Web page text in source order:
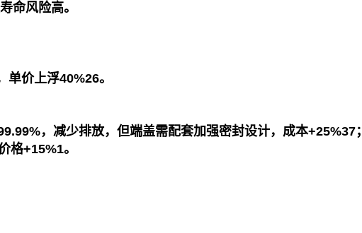
命风险高。
价上浮40%26。
，减少排放，但端盖需配套加强密封设计，成本+25%37；
格+15%1。